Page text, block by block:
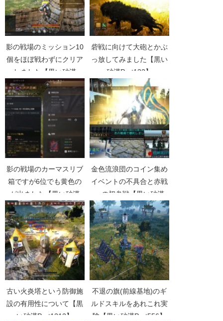
影の戦場のミッション10
個をほぼ戦わずにクリア
しました【黒い砂漠
Part2302】
砦戦に向けて大砲とかぶ
っ放してみました【黒い
砂漠Part132】
影の戦場のカーマスリブ
箱ですが6位でも黄色の
が出ました【黒い砂漠
Part2226】
金色流浪団のコイン集め
イベントの不具合と赤戦
への初参戦【黒い砂漠
Part1850】
古い火炎塔という防御施
設の有用性について【黒
い砂漠Part1212】
不退の旗(前線基地)のギ
ルドスキルをあれこれ実
験【黒い砂漠Part556】